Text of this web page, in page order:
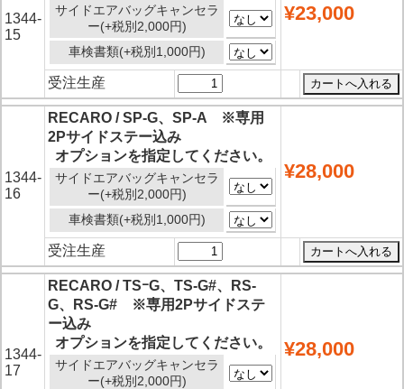
1344-
15
サイドエアバッグキャンセラ
ー(+税別2,000円)
車検書類(+税別1,000円)
¥23,000
受注生産
1344-
16
RECARO / SP-G、SP-A ※専用
2Pサイドステー込み
オプションを指定してください。
サイドエアバッグキャンセラ
ー(+税別2,000円)
車検書類(+税別1,000円)
¥28,000
受注生産
1344-
17
RECARO / TSｰG、TS-G#、RS-
G、RS-G# ※専用2Pサイドステ
ー込み
オプションを指定してください。
サイドエアバッグキャンセラ
ー(+税別2,000円)
¥28,000